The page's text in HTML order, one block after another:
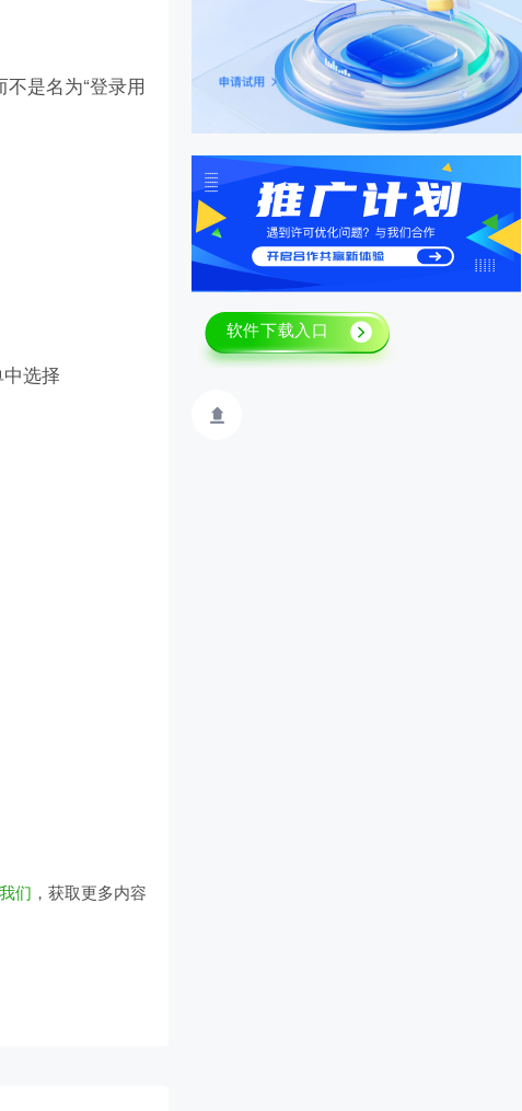
是名为“登录用
选择
们 ，获取更多内容